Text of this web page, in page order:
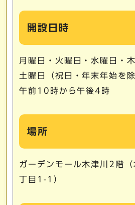
開設日時
月曜日・火曜日・水曜日・
土曜日（祝日・年末年始を除
午前10時から午後4時
場所
ガーデンモール木津川2階（
丁目1-1）